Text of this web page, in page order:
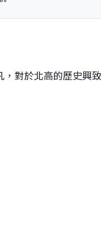
對於北高的歷史興